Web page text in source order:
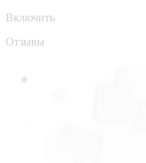
Включить
Отзывы